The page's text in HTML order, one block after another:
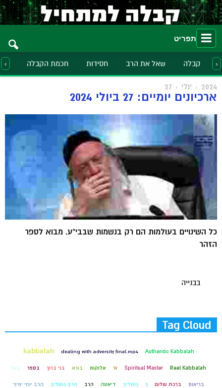
תפריט
קבלה שאל את הרב חסידות חכמת הקבלה ›
‹
2024 יולי 27
ארכיונים יומיים: 27 ביולי 2024
כל השינויים בעולמות הם רק בנשמות שבבי"ע. מבוא לספר
הזהר
בבנייה
Tag Cloud
Authentic Kabbalah
dealing with adversity final.mp4
kabbalah
Real Kabbalah
Spiritual Master א' אלוקות בורא בני ברוך בספר בעל
בריאות ברכת שלום ג גוטליב דיאטה הרב הרב גוטליב הרב יוחי ימיני